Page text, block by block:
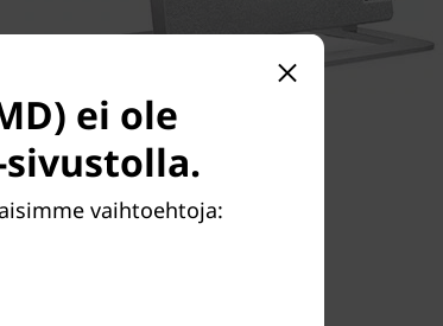
ei ole
vaihtoehtoja: